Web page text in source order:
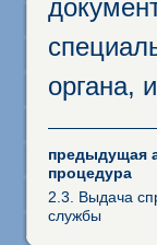
органа,
предыдущая
процедура
2.3. Выдача
службы